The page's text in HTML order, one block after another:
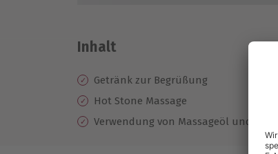
Inhalt
Getränk zur Begrüßung
Hot Stone Massage
Verwendung von Massageöl und